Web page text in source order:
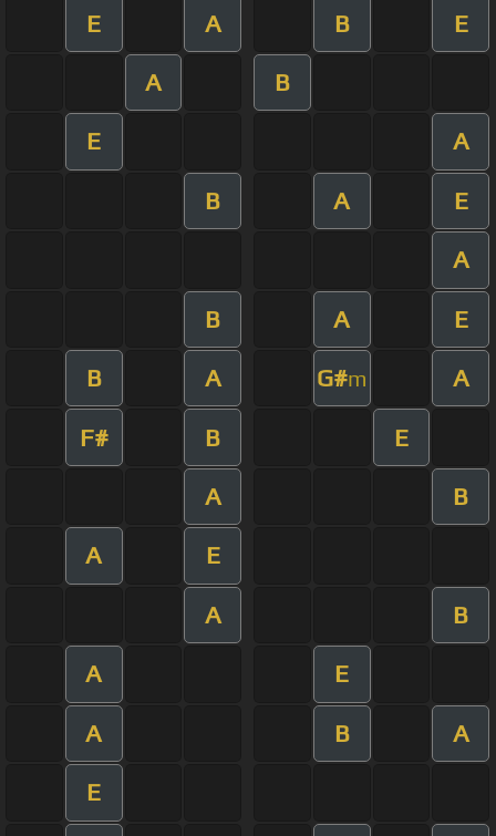
E A B E
A B
E A
B A E
A
B A E
B A G#m A
F# B E
A B
A E
A B
A E
A B A
E